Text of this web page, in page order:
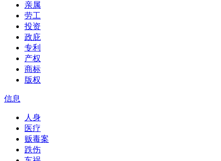
亲属
劳工
投资
政庇
专利
产权
商标
版权
信息
人身
医疗
贩毒案
跌伤